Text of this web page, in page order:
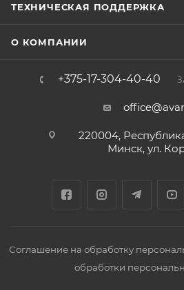
ТЕХНИЧЕСКАЯ ПОДДЕРЖКА
О КОМПАНИИ
+375-17-304-40-40
220004,
Минск, ул.
Соглашение на обработку
обработки